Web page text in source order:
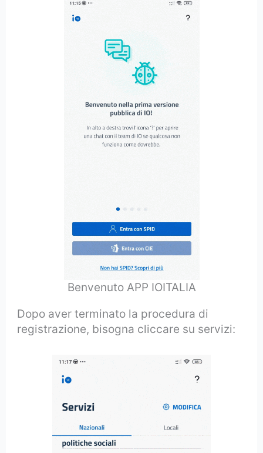
Benvenuto APP IOITALIA
Dopo aver terminato la procedura di
registrazione, bisogna cliccare su servizi: